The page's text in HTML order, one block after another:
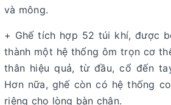
và mông.
+ Ghế tích hợp 52 túi khí, được
thành một hệ thống ôm trọn cơ
thân hiệu quả, từ đầu, cổ đến
Hơn nữa, ghế còn có hệ thống
riêng cho lòng bàn chân.